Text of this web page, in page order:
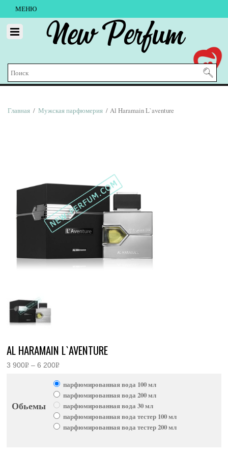
МЕНЮ
New Perfum
Главная / Мужская парфюмерия / Al Haramain L`aventure
AL HARAMAIN L`AVENTURE
3 900Р – 6 200Р
Обьемы
парфюмированная вода 100 мл
парфюмированная вода 200 мл
парфюмированная вода 30 мл
парфюмированная вода тестер 100 мл
парфюмированная вода тестер 200 мл